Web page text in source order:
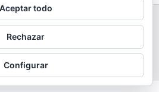
LEGADO
QUESERÍA
CONDICIONES DE COMPRA
PRIVACIDAD
POLÍTICA DE COOKIES
LAS COOKIES
Aceptar todo
Rechazar
Configurar